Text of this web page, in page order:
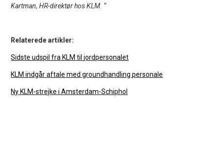
Kartman, HR-direktør hos KLM. “
Relaterede artikler:
Sidste udspil fra KLM til jordpersonalet
KLM indgår aftale med groundhandling personale
Ny KLM-strejke i Amsterdam-Schiphol